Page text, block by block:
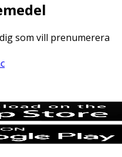
som vill prenumerera